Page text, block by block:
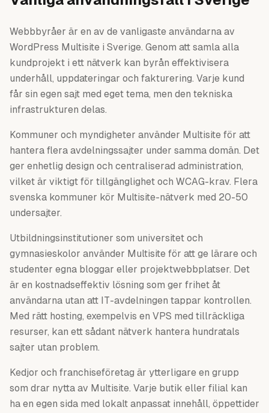
Webbbyråer är en av de vanligaste användarna av
WordPress Multisite i Sverige. Genom att samla alla
kundprojekt i ett nätverk kan byrån effektivisera
underhåll, uppdateringar och fakturering. Varje kund
får sin egen sajt med eget tema, men den tekniska
infrastrukturen delas.
Kommuner och myndigheter använder Multisite för att
hantera flera avdelningssajter under samma domän. Det
ger enhetlig design och centraliserad administration,
vilket är viktigt för tillgänglighet och WCAG-krav. Flera
svenska kommuner kör Multisite-nätverk med 20-50
undersajter.
Utbildningsinstitutioner som universitet och
gymnasieskolor använder Multisite för att ge lärare och
studenter egna bloggar eller projektwebbplatser. Det
är en kostnadseffektiv lösning som ger frihet åt
användarna utan att IT-avdelningen tappar kontrollen.
Med rätt hosting, exempelvis en VPS med tillräckliga
resurser, kan ett sådant nätverk hantera hundratals
sajter utan problem.
Kedjor och franchiseföretag är ytterligare en grupp
som drar nytta av Multisite. Varje butik eller filial kan
ha en egen sida med lokalt anpassat innehåll, öppettider